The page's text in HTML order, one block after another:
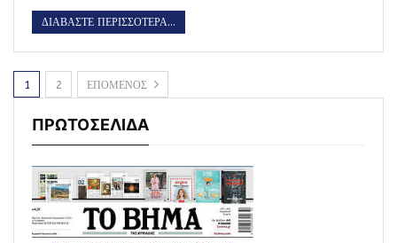
ΔΙΑΒΑΣΤΕ ΠΕΡΙΣΣΟΤΕΡΑ...
1 2 ΕΠΟΜΕΝΟΣ
ΠΡΩΤΟΣΕΛΙΔΑ